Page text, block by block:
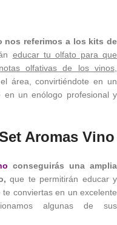
nos referimos a los kits de
educar tu olfato para que
olfativas de los vinos
área, convirtiéndote en un
un enólogo profesional y
Aromas Vino
conseguirás una amplia
que te permitirán educar y
conviertas en un excelente
algunas de sus